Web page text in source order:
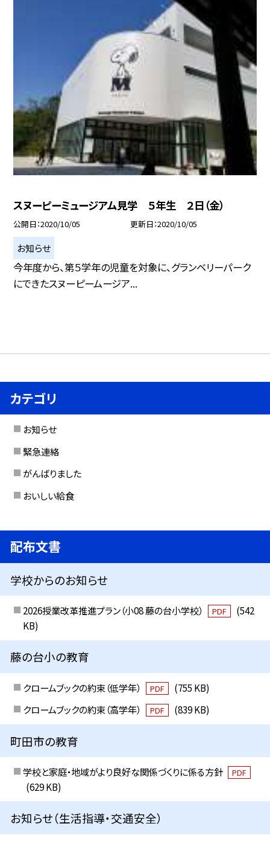
スヌーピーミュージアム見学 ５年生 ２日（金）
公開日 2020/10/05 更新日 2020/10/05
お知らせ
今年度から、第５学年の児童を対象に、グランベリーパーク
にできたスヌーピームージア...
カテゴリ
お知らせ
緊急連絡
がんばりました
おいしい給食
配布文書
学校からのお知らせ
2026授業改革推進プラン（小08 藤の台小学校） PDF
(542
KB)
藤の台小の教育
クロームブックの約束（低学年） PDF
(755 KB)
クロームブックの約束（高学年）
PDF (839 KB)
町田市の教育
学校と家庭・地域がより良好な関係づくりに係る方針 PDF
(629 KB)
お知らせ（生活指導・交通安全）